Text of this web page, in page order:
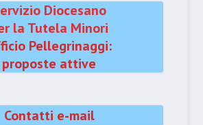
Diocesano
la Tutela Minori
Pellegrinaggi:
proposte attive
Contatti e-mail